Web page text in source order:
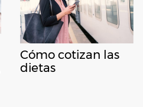
Cómo cotizan las
dietas